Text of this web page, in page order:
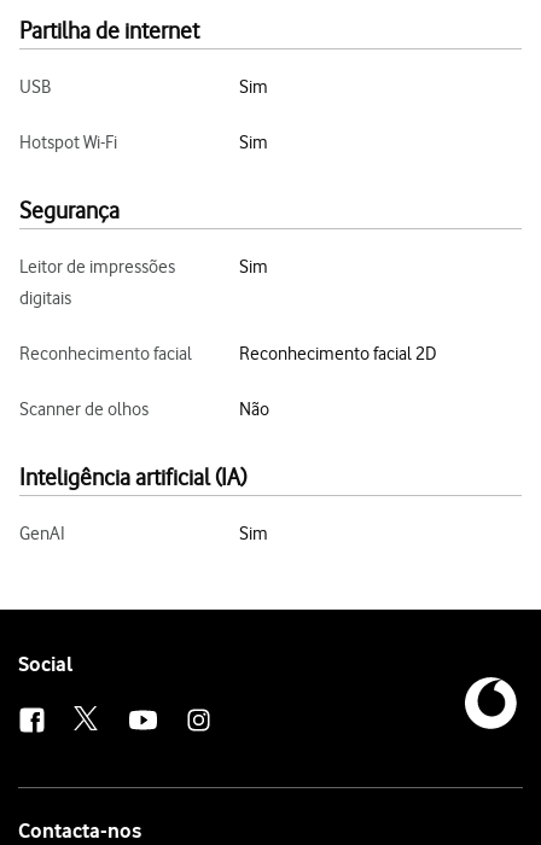
Partilha de internet
USB Sim
Hotspot Wi-Fi Sim
Segurança
Leitor de impressões
digitais
Sim
Reconhecimento facial Reconhecimento facial 2D
Scanner de olhos Não
Inteligência artificial (IA)
GenAI Sim
Follow
Social
Contacta-nos